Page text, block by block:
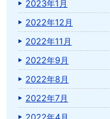
2023年1月
2022年12月
2022年11月
2022年9月
2022年8月
2022年7月
2022年4月